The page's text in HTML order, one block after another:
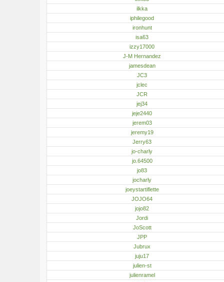
ilkka
iphilegood
ironhunt
isa63
izzy17000
J-M Hernandez
jamesdean
JC3
jclec
JCR
jej34
jeje2440
jerem03
jeremy19
Jerry63
jo-charly
jo.64500
jo83
jocharly
joeystartiflette
JOJO64
jojo82
Jordi
JoScott
JPP
Jubrux
juju17
julien-st
julienramel